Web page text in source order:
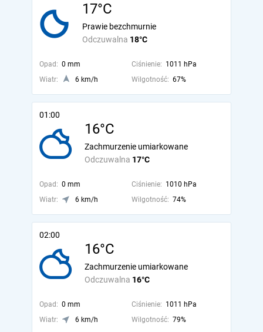
17°C
Odczuwalna 18°C
Prawie bezchmurnie
Opad: 0 mm Ciśnienie: 1011 hPa
Wiatr:
6 km/h Wilgotność: 67%
01:00
16°C
Odczuwalna 17°C
Zachmurzenie umiarkowane
Opad: 0 mm Ciśnienie: 1010 hPa
Wiatr:
6 km/h Wilgotność: 74%
02:00
16°C
Odczuwalna 16°C
Zachmurzenie umiarkowane
Opad: 0 mm Ciśnienie: 1011 hPa
Wiatr:
6 km/h Wilgotność: 79%